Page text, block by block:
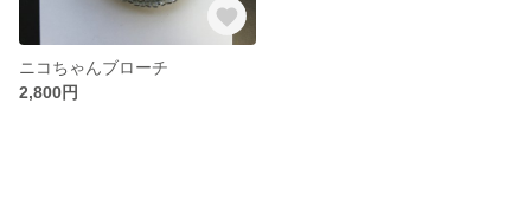
ニコちゃんブローチ
2,800円